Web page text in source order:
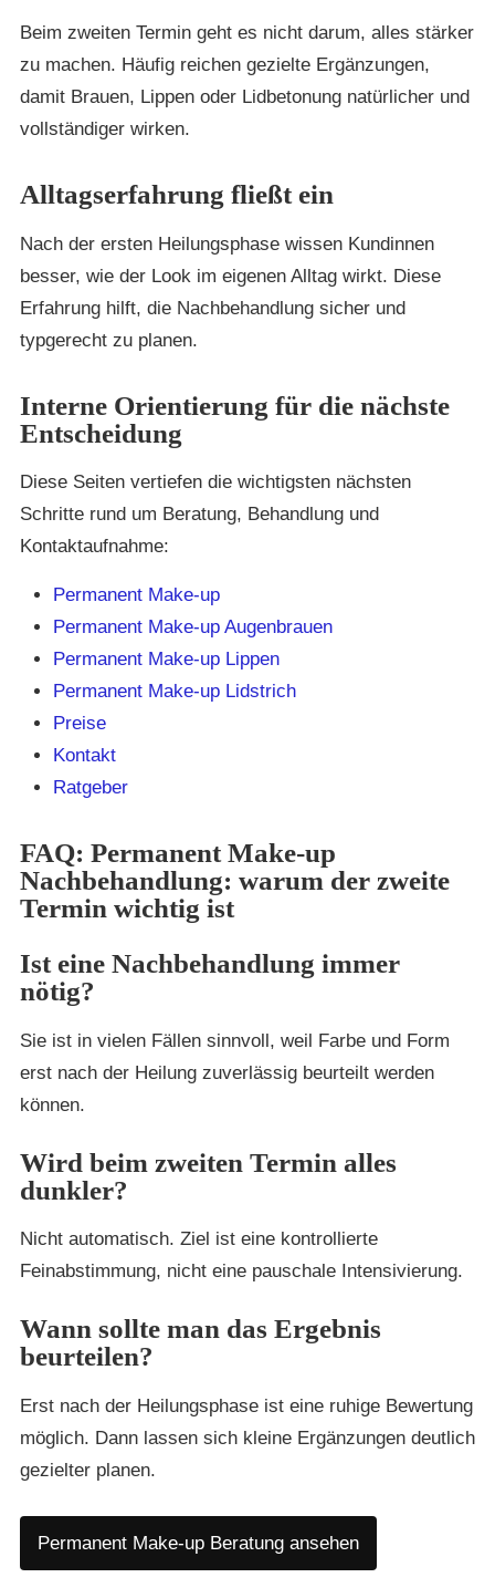
Beim zweiten Termin geht es nicht darum, alles stärker
zu machen. Häufig reichen gezielte Ergänzungen,
damit Brauen, Lippen oder Lidbetonung natürlicher und
vollständiger wirken.
Alltagserfahrung fließt ein
Nach der ersten Heilungsphase wissen Kundinnen
besser, wie der Look im eigenen Alltag wirkt. Diese
Erfahrung hilft, die Nachbehandlung sicher und
typgerecht zu planen.
Interne Orientierung für die nächste
Entscheidung
Diese Seiten vertiefen die wichtigsten nächsten
Schritte rund um Beratung, Behandlung und
Kontaktaufnahme:
Permanent Make-up
Permanent Make-up Augenbrauen
Permanent Make-up Lippen
Permanent Make-up Lidstrich
Preise
Kontakt
Ratgeber
FAQ: Permanent Make-up
Nachbehandlung: warum der zweite
Termin wichtig ist
Ist eine Nachbehandlung immer
nötig?
Sie ist in vielen Fällen sinnvoll, weil Farbe und Form
erst nach der Heilung zuverlässig beurteilt werden
können.
Wird beim zweiten Termin alles
dunkler?
Nicht automatisch. Ziel ist eine kontrollierte
Feinabstimmung, nicht eine pauschale Intensivierung.
Wann sollte man das Ergebnis
beurteilen?
Erst nach der Heilungsphase ist eine ruhige Bewertung
möglich. Dann lassen sich kleine Ergänzungen deutlich
gezielter planen.
Permanent Make-up Beratung ansehen